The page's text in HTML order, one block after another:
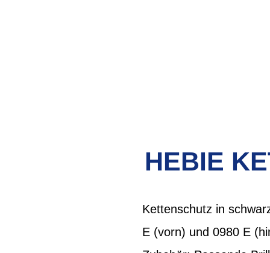
HEBIE
Kettenschutz in
E (vorn) und 0980 E